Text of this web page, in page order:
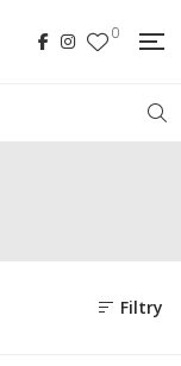
0
Filtry